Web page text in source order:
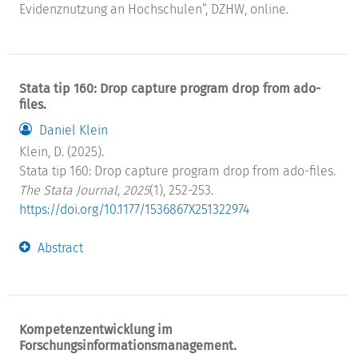
Evidenznutzung an Hochschulen“, DZHW, online.
Stata tip 160: Drop capture program drop from ado-
files.
Daniel Klein
Klein, D. (2025).
Stata tip 160: Drop capture program drop from ado-files.
The Stata Journal, 2025(1), 252-253.
https://doi.org/10.1177/1536867X251322974
Abstract
Kompetenzentwicklung im
Forschungsinformationsmanagement.